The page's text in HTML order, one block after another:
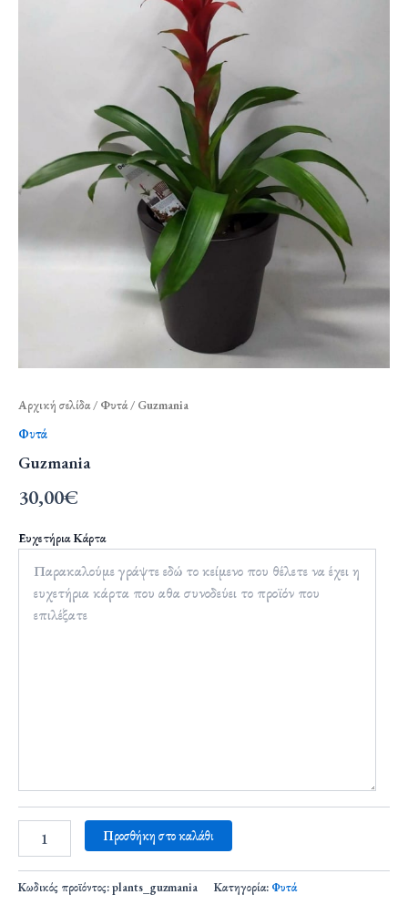
Αρχική σελίδα/ Φυτά/ Guzmania
Φυτά
Guzmania
30,00€
Ευχετήρια Κάρτα
Προσθήκη στο καλάθι
Κωδικός προϊόντος:plants_guzmania Κατηγορία: Φυτά